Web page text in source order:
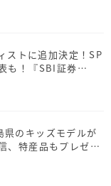
ストに追加決定！SP
も！『SBI証券
』
県のキッズモデルが
、特産品もプレゼン